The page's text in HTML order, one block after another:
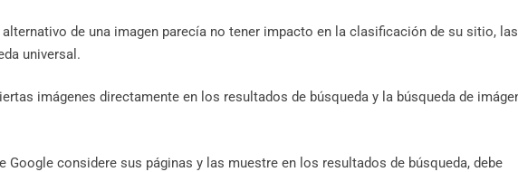
de una imagen parecía no tener impacto en la clasificación de su sitio, las
universal.
imágenes directamente en los resultados de búsqueda y la búsqueda de
Google considere sus páginas y las muestre en los resultados de búsqueda, debe